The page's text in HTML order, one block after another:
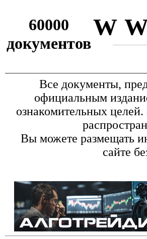
60000
документов
Все документы,
официальным
ознакомительных
Вы можете размещать
сайте